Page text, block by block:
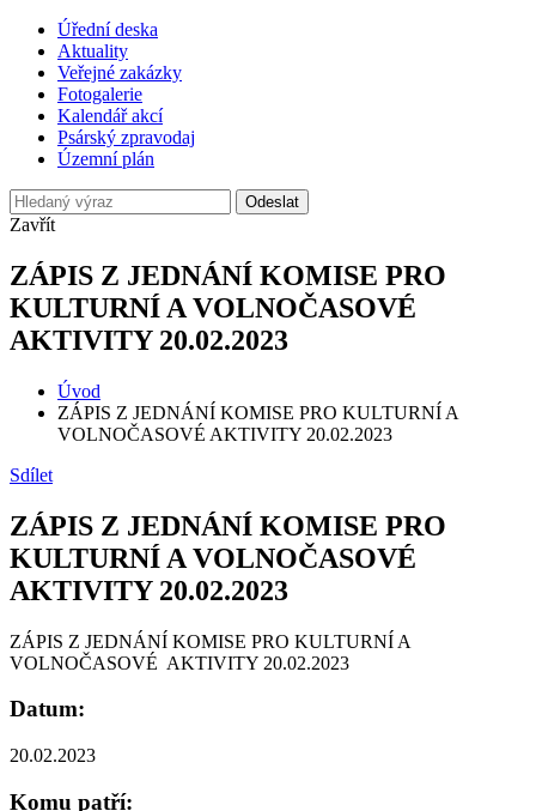
Úřední deska
Aktuality
Veřejné zakázky
Fotogalerie
Kalendář akcí
Psárský zpravodaj
Územní plán
Odeslat
Zavřít
ZÁPIS Z JEDNÁNÍ KOMISE PRO
KULTURNÍ A VOLNOČASOVÉ
AKTIVITY 20.02.2023
Úvod
ZÁPIS Z JEDNÁNÍ KOMISE PRO KULTURNÍ A
VOLNOČASOVÉ AKTIVITY 20.02.2023
Sdílet
ZÁPIS Z JEDNÁNÍ KOMISE PRO
KULTURNÍ A VOLNOČASOVÉ
AKTIVITY 20.02.2023
ZÁPIS Z JEDNÁNÍ KOMISE PRO KULTURNÍ A
VOLNOČASOVÉ AKTIVITY 20.02.2023
Datum:
20.02.2023
Komu patří: